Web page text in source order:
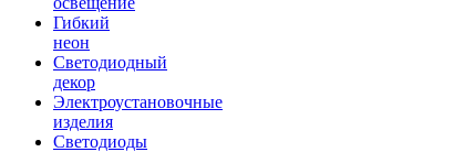
Гибкий
неон
Светодиодный
декор
Электроустановочные
изделия
Светодиоды